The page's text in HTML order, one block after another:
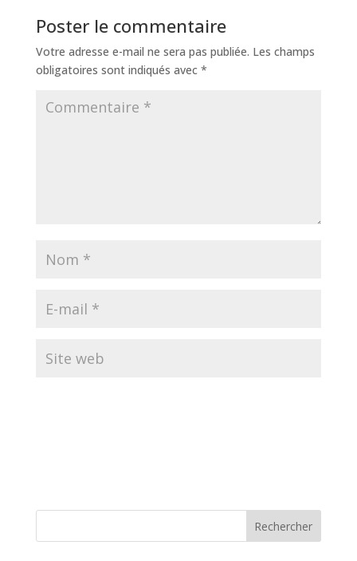
Poster le commentaire
Votre adresse e-mail ne sera pas publiée. Les champs
obligatoires sont indiqués avec *